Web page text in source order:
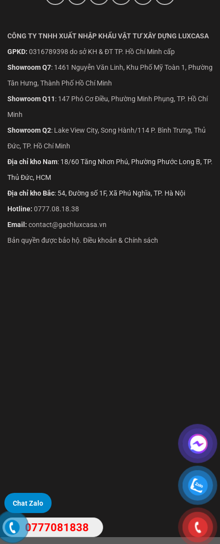
CÔNG TY TNHH XUẤT NHẬP KHẨU VẬT TƯ XÂY DỰNG LUXCASA
GPKD: 0316789398 do sở KH & ĐT TP. Hồ Chí Minh cấp
Showroom Q7: 1461 Nguyễn Văn Linh, Khu Phố Mỹ Toàn 1, Phường
Tân Hưng, Thành Phố Hồ Chí Minh
Showroom Q11: 147 Phó Cơ Điều, Phường Minh Phụng, TP. Hồ Chí
Minh
Showroom Q2: Lake View City, Song Hành/114 P. Bình Trưng, Thủ
Đức, TP. Hồ Chí Minh
Địa chỉ kho Nam: 18/60 Tăng Nhơn Phú, Phường Phước Long B, TP.
Thủ Đức, HCM
Địa chỉ kho Bắc: 54, Đường số 1F, Xã Phú Nghĩa, TP. Hà Nội
Hotline: 0777.08.18.38
Email: contact@gachluxcasa.vn
Bản quyền được bảo hộ. Điều khoản & Chính sách
Chat Zalo
0777081838